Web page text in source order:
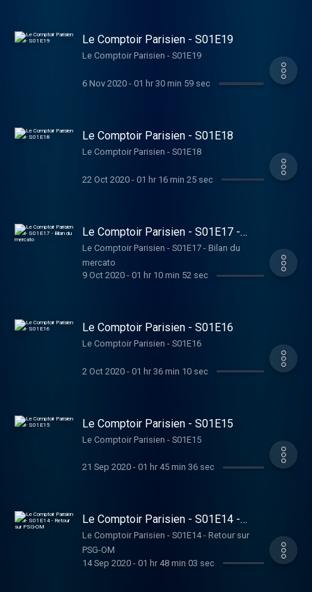
Le Comptoir Parisien - S01E19
Le Comptoir Parisien - S01E19
6 Nov 2020- 01 hr 30 min 59 sec
Le Comptoir Parisien - S01E18
Le Comptoir Parisien - S01E18
22 Oct 2020- 01 hr 16 min 25 sec
Le Comptoir Parisien - S01E17 -
Bilan du mercato
Le Comptoir Parisien - S01E17 - Bilan du
mercato
9 Oct 2020- 01 hr 10 min 52 sec
Le Comptoir Parisien - S01E16
Le Comptoir Parisien - S01E16
2 Oct 2020- 01 hr 36 min 10 sec
Le Comptoir Parisien - S01E15
Le Comptoir Parisien - S01E15
21 Sep 2020- 01 hr 45 min 36 sec
Le Comptoir Parisien - S01E14 -
Retour sur PSG-OM
Le Comptoir Parisien - S01E14 - Retour sur
PSG-OM
14 Sep 2020- 01 hr 48 min 03 sec